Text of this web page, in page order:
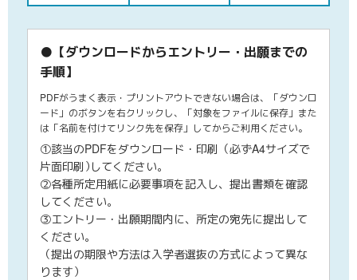
【ダウンロードからエントリー・出願までの
手順】
PDFがうまく表示・プリントアウトできない場合は、「ダウンロ
ード」のボタンを右クリックし、「対象をファイルに保存」また
は「名前を付けてリンク先を保存」してからご利用ください。
①該当のPDFをダウンロード・印刷（必ずA4サイズで
片面印刷 ） してください。
②各種所定用紙に必要事項を記入し、提出書類を確認
してください。
③エントリー・出願期間内に、所定の宛先に提出して
ください。
（提出の期限や方法は入学者選抜の方式によって異な
ります）